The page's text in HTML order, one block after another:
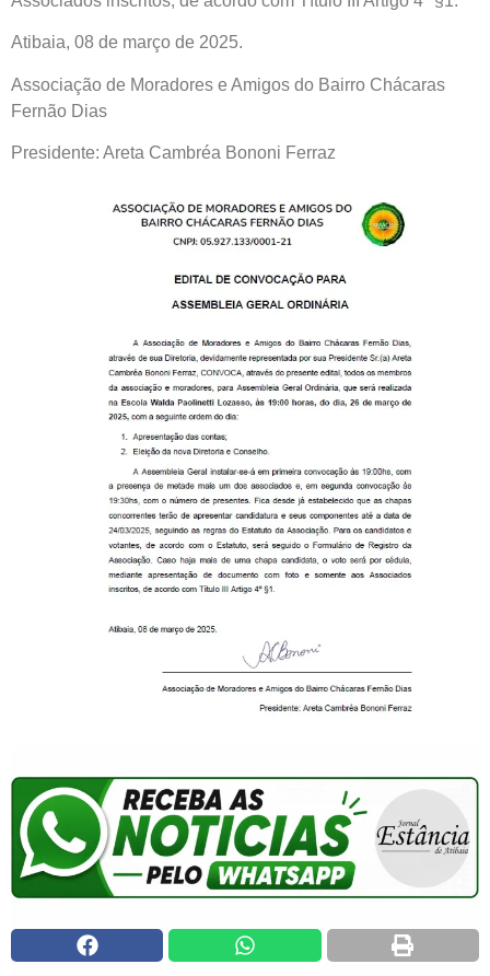
Atibaia, 08 de março de 2025.
Associação de Moradores e Amigos do Bairro Chácaras
Fernão Dias
Presidente: Areta Cambréa Bononi Ferraz